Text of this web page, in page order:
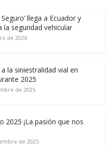
llega a Ecuador y
la seguridad vehicular
de 2026
la siniestralidad vial en
2025
de 2025
2025 ¡La pasión que nos
de 2025